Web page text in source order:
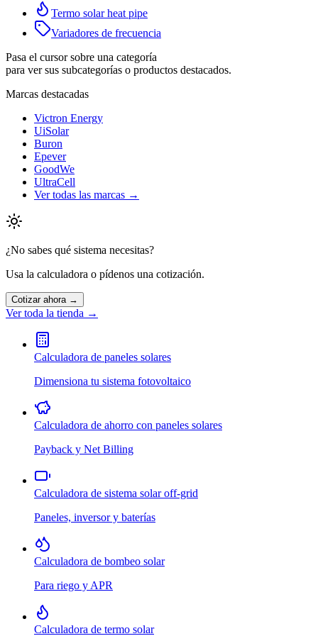
Termo solar heat pipe
Variadores de frecuencia
Pasa el cursor sobre una categoría
para ver sus subcategorías o productos destacados.
Marcas destacadas
Victron Energy
UiSolar
Buron
Epever
GoodWe
UltraCell
Ver todas las marcas →
¿No sabes qué sistema necesitas?
Usa la calculadora o pídenos una cotización.
Cotizar ahora →
Ver toda la tienda →
Calculadora de paneles solares
Dimensiona tu sistema fotovoltaico
Calculadora de ahorro con paneles solares
Payback y Net Billing
Calculadora de sistema solar off-grid
Paneles, inversor y baterías
Calculadora de bombeo solar
Para riego y APR
Calculadora de termo solar